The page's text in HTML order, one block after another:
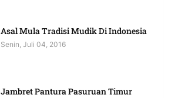
Asal Mula Tradisi Mudik Di Indonesia
Senin, Juli 04, 2016
Jambret Pantura Pasuruan Timur